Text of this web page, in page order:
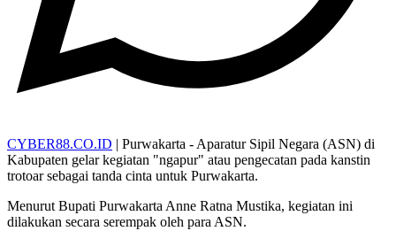
CYBER88.CO.ID | Purwakarta - Aparatur Sipil Negara (ASN) di
Kabupaten gelar kegiatan "ngapur" atau pengecatan pada kanstin
trotoar sebagai tanda cinta untuk Purwakarta.
Menurut Bupati Purwakarta Anne Ratna Mustika, kegiatan ini
dilakukan secara serempak oleh para ASN.